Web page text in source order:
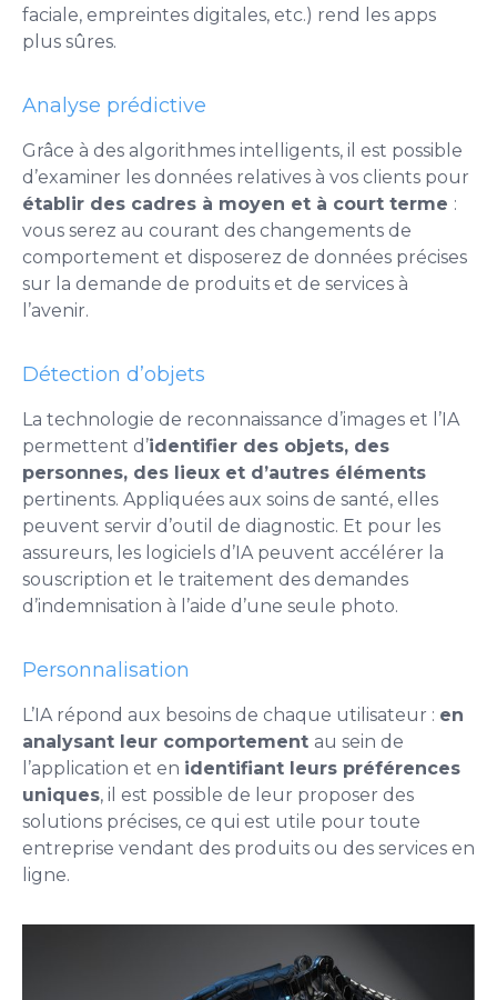
faciale, empreintes digitales, etc.) rend les apps
plus sûres.
Analyse prédictive
Grâce à des algorithmes intelligents, il est possible
d’examiner les données relatives à vos clients pour
établir des cadres à moyen et à court terme :
vous serez au courant des changements de
comportement et disposerez de données précises
sur la demande de produits et de services à
l’avenir.
Détection d’objets
La technologie de reconnaissance d’images et l’IA
permettent d’identifier des objets, des
personnes, des lieux et d’autres éléments
pertinents. Appliquées aux soins de santé, elles
peuvent servir d’outil de diagnostic. Et pour les
assureurs, les logiciels d’IA peuvent accélérer la
souscription et le traitement des demandes
d’indemnisation à l’aide d’une seule photo.
Personnalisation
L’IA répond aux besoins de chaque utilisateur : en
analysant leur comportement au sein de
l’application et en identifiant leurs préférences
uniques, il est possible de leur proposer des
solutions précises, ce qui est utile pour toute
entreprise vendant des produits ou des services en
ligne.